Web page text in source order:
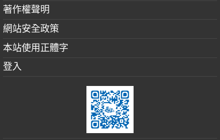
著作權聲明
網站安全政策
本站使用正體字
登入